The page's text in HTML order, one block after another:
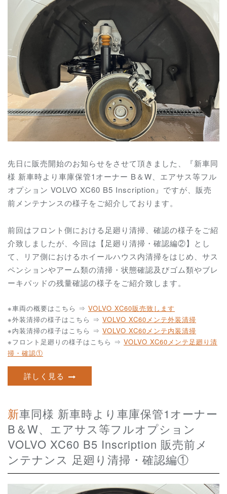
先日に販売開始のお知らせをさせて頂きました、『新車同
様 新車時より車庫保管1オーナー B＆W、エアサス等フル
オプション VOLVO XC60 B5 Inscription』ですが、販売
前メンテナンスの様子をご紹介しております。
前回はフロント側における足廻り清掃、確認の様子をご紹
介致しましたが、今回は【足廻り清掃・確認編②】とし
て、リア側におけるホイールハウス内清掃をはじめ、サス
ペンションやアーム類の清掃・状態確認及びゴム類やブレ
ーキパッドの残量確認の様子をご紹介致します。
※車両の概要はこちら ⇒ VOLVO XC60販売致します
※外装清掃の様子はこちら ⇒ VOLVO XC60メンテ外装清掃
※内装清掃の様子はこちら ⇒ VOLVO XC60メンテ内装清掃
※フロント足廻りの様子はこちら ⇒ VOLVO XC60メンテ足廻り清
掃・確認①
詳しく見る
新車同様 新車時より車庫保管1オーナー
B＆W、エアサス等フルオプション
VOLVO XC60 B5 Inscription 販売前メ
ンテナンス 足廻り清掃・確認編①